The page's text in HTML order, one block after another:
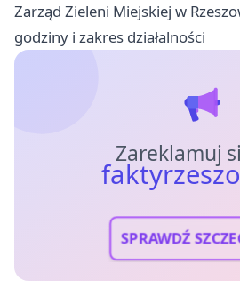
Zarząd Zieleni Miejskiej w
godziny i zakres działalności
Zareklamuj
SPRAWDŹ